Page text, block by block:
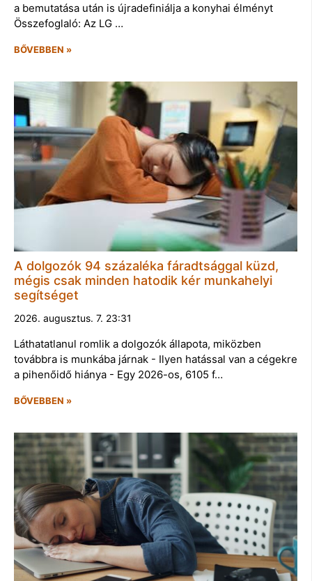
a bemutatása után is újradefiniálja a konyhai élményt
Összefoglaló: Az LG …
BŐVEBBEN »
A dolgozók 94 százaléka fáradtsággal küzd,
mégis csak minden hatodik kér munkahelyi
segítséget
2026. augusztus. 7. 23:31
Láthatatlanul romlik a dolgozók állapota, miközben
továbbra is munkába járnak - Ilyen hatással van a cégekre
a pihenőidő hiánya - Egy 2026-os, 6105 f…
BŐVEBBEN »